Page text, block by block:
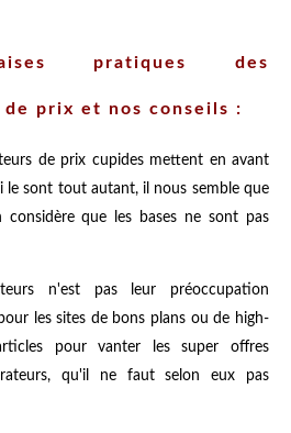
pratiques des
de prix et nos conseils :
de prix cupides mettent en avant
le sont tout autant, il nous semble que
considère que les bases ne sont pas
n'est pas leur préoccupation
les sites de bons plans ou de high-
pour vanter les super offres
qu'il ne faut selon eux pas